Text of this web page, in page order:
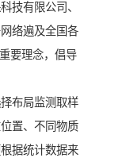
技有限公司、
络遍及全国各
要理念，倡导
布局监测取样
置、不同物质
据统计数据来